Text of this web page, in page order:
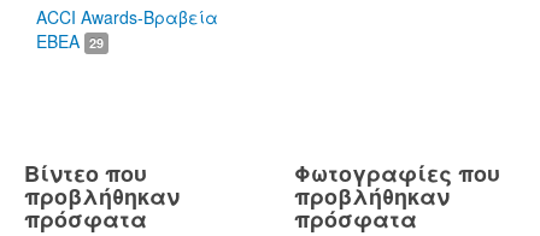
ACCI Awards-Βραβεία
ΕΒΕΑ 29
Βίντεο που
προβλήθηκαν
πρόσφατα
Φωτογραφίες που
προβλήθηκαν
πρόσφατα